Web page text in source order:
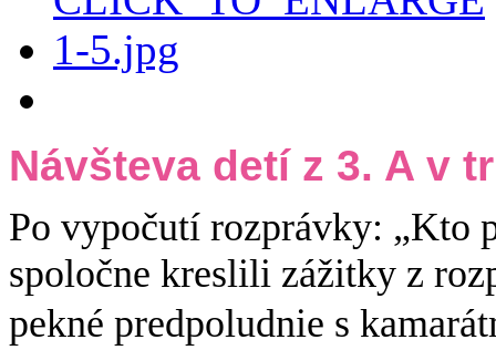
Návšteva detí z 3. A v
Po vypočutí rozprávky: „Kto
spoločne kreslili zážitky z
pekné predpoludnie s